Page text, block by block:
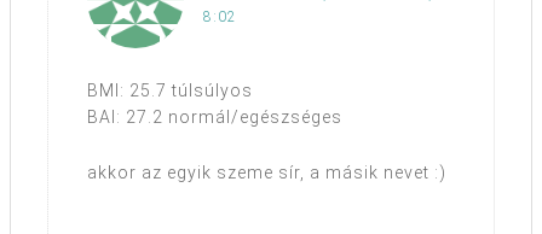
8:02
BMI: 25.7 túlsúlyos
BAI: 27.2 normál/egészséges
akkor az egyik szeme sír, a másik nevet :)